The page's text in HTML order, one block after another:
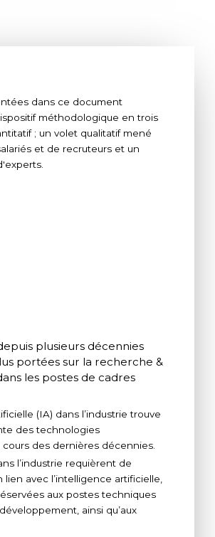
dans ce document
méthodologique en trois
; un volet qualitatif mené
et de recruteurs et un
plusieurs décennies
portées sur la recherche &
les postes de cadres
(IA) dans l’industrie trouve
des technologies
des dernières décennies.
l’industrie requièrent de
avec l’intelligence artificielle,
aux postes techniques
ainsi qu’aux